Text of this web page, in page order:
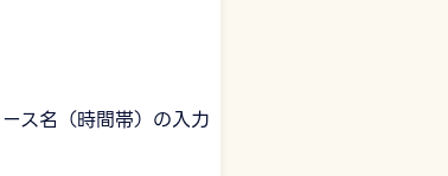
ス名（時間帯）の入力